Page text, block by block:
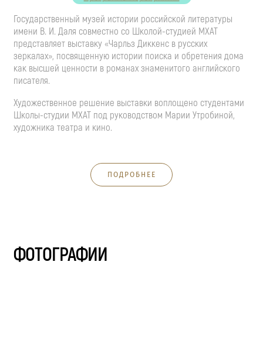
Государственный музей истории российской литературы
имени В. И. Даля совместно со Школой-студией МХАТ
представляет выставку «Чарльз Диккенс в русских
зеркалах», посвященную истории поиска и обретения дома
как высшей ценности в романах знаменитого английского
писателя.
Художественное решение выставки воплощено студентами
Школы-студии МХАТ под руководством Марии Утробиной,
художника театра и кино.
ПОДРОБНЕЕ
ФОТОГРАФИИ